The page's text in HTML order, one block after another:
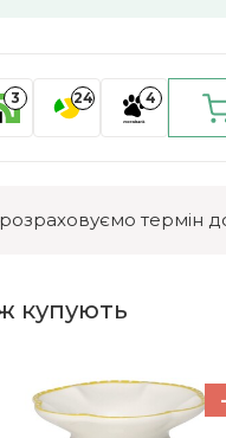
3 24 4
розраховуємо термін
купують